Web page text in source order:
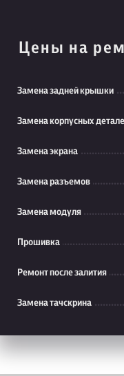
Цены на
Замена задней крышки
Замена корпусных
Замена экрана
Замена разъемов
Замена модуля
Прошивка
Ремонт после залития
Замена тачскрина